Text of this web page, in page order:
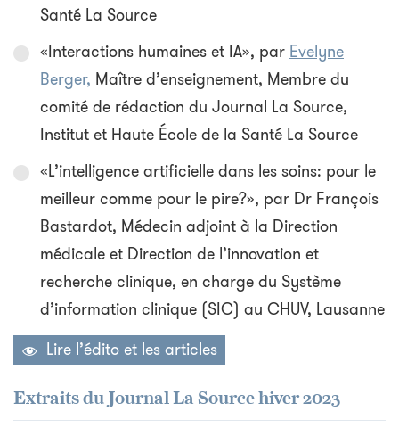
Santé La Source
«Interactions humaines et IA», par Evelyne
Berger, Maître d’enseignement, Membre du
comité de rédaction du Journal La Source,
Institut et Haute École de la Santé La Source
«L’intelligence artificielle dans les soins: pour le
meilleur comme pour le pire?», par Dr François
Bastardot, Médecin adjoint à la Direction
médicale et Direction de l’innovation et
recherche clinique, en charge du Système
d’information clinique (SIC) au CHUV, Lausanne
Lire l’édito et les articles
Extraits du Journal La Source hiver 2023